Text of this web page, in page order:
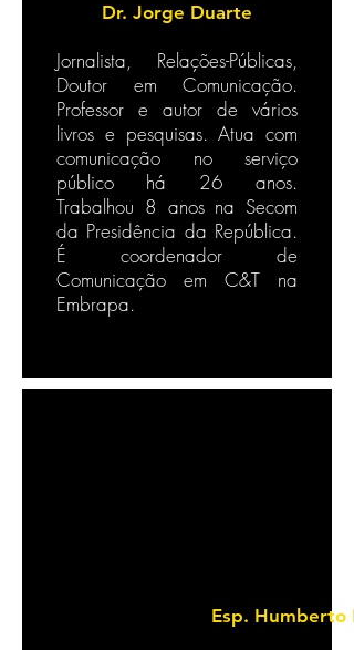
Dr. Jorge Duarte
Jornalista, Relações-Públicas,
Doutor em Comunicação.
Professor e autor de vários
livros e pesquisas. Atua com
comunicação no serviço
público há 26 anos.
Trabalhou 8 anos na Secom
da Presidência da República.
É coordenador de
Comunicação em C&T na
Embrapa.
Esp. Humberto